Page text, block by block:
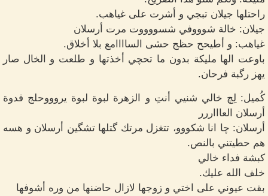
راحتلها جيلان تبجي و أشرت على غياهب.
جيلان: خالة شوووفي شسووووت مرت أرسلان
غياهب: و أطيحح حظج حشى الساااامع بلا أخلاق.
باوعت الها مليكة بدون ما تحچي أخذتها و طلعت و الخال صار
يهز رگبة فرحان.
كُميل: لِچ خالي شنيي أنتِ و الزهرة لبوة لبوة يروووحلج فدوة
أرسلان العاااررر
أرسلان: چا انا شكووو، تتغزل مرتك گتلها تشگين أرسلان و هسه
هم حطيتني بالنص.
كبشة فداء خالي
خلف الله عليك.
بقت عيوني على اختي و زوجها لازال حاضنها من وره أشوفها